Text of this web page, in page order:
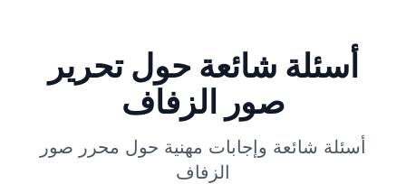
أسئلة شائعة حول تحرير
صور الزفاف
أسئلة شائعة وإجابات مهنية حول محرر صور
الزفاف